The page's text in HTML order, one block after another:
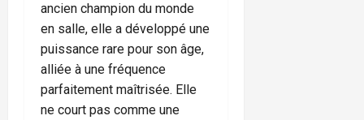
ancien champion du monde
en salle, elle a développé une
puissance rare pour son âge,
alliée à une fréquence
parfaitement maîtrisée. Elle
ne court pas comme une